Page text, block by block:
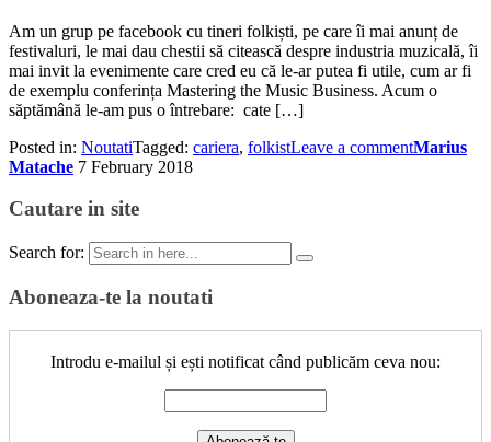
Am un grup pe facebook cu tineri folkiști, pe care îi mai anunț de
festivaluri, le mai dau chestii să citească despre industria muzicală, îi
mai invit la evenimente care cred eu că le-ar putea fi utile, cum ar fi
de exemplu conferința Mastering the Music Business. Acum o
săptămână le-am pus o întrebare: cate […]
Posted in: NoutatiTagged: cariera, folkistLeave a commentMarius
Matache 7 February 2018
Cautare in site
Search for:
Aboneaza-te la noutati
Introdu e-mailul și ești notificat când publicăm ceva nou: